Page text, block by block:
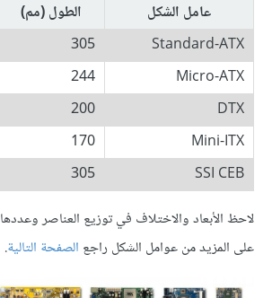
عامل الشكل
الطول (مم)
Standard-ATX
305
Micro-ATX
244
DTX
200
Mini-ITX
170
SSI CEB
305
لاحظ الأبعاد والاختلاف في توزيع العناصر
على المزيد من عوامل الشكل راجع الصفحة التالية.